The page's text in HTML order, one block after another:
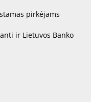
pirkėjams
ir Lietuvos Banko